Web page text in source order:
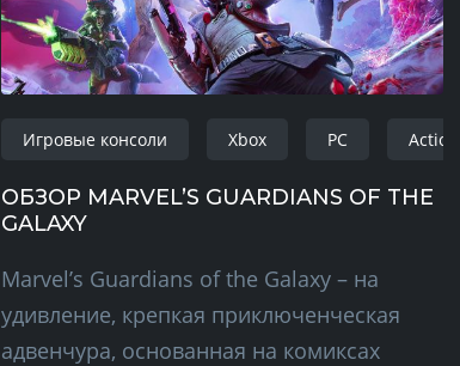
playstation action-adventure
Игровые консоли Xbox PC Action
ОБЗОР MARVEL’S GUARDIANS OF THE
GALAXY
Marvel’s Guardians of the Galaxy – на
удивление, крепкая приключенческая
адвенчура, основанная на комиксах